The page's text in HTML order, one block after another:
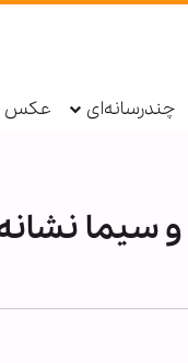
چندرسانه‌ای عکس
نشانه